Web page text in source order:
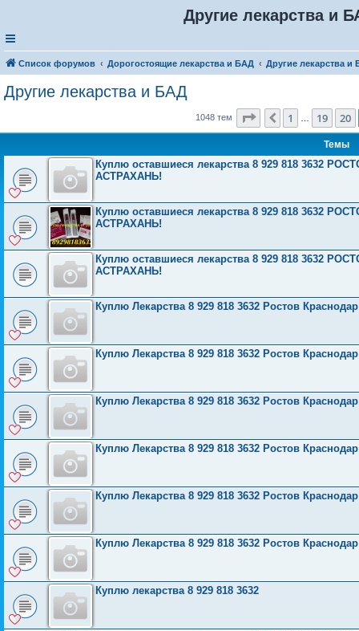
Другие лекарства и
Список форумов Дорогостоящие лекарства и БАД Другие лекарства и
Другие лекарства и БАД
1048 тем Страница 21из 42
Пред.
1 19 20
Темы
Куплю оставшиеся лекарства 8 929 818 3632
АСТРАХАНЬ!
Куплю оставшиеся лекарства 8 929 818 3632
АСТРАХАНЬ!
Куплю оставшиеся лекарства 8 929 818 3632
АСТРАХАНЬ!
Куплю Лекарства 8 929 818 3632 Ростов
Куплю Лекарства 8 929 818 3632 Ростов
Куплю Лекарства 8 929 818 3632 Ростов
Куплю Лекарства 8 929 818 3632 Ростов
Куплю Лекарства 8 929 818 3632 Ростов
Куплю Лекарства 8 929 818 3632 Ростов
Куплю лекарства 8 929 818 3632